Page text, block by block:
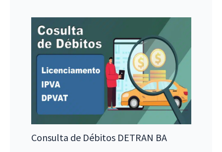
Consulta de Débitos DETRAN BA